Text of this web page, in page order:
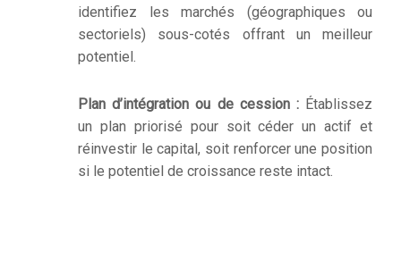
identifiez les marchés (géographiques ou
sectoriels) sous-cotés offrant un meilleur
potentiel.
Plan d’intégration ou de cession :Établissez
un plan priorisé pour soit céder un actif et
réinvestir le capital, soit renforcer une position
si le potentiel de croissance reste intact.